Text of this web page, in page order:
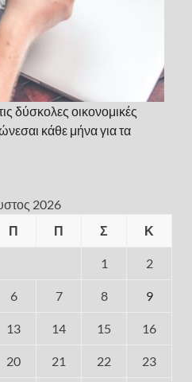
δύσκολες οικονομικές
κάθε μήνα για τα
2026
Π Π Σ Κ
1 2
6 7 8 9
13 14 15 16
20 21 22 23